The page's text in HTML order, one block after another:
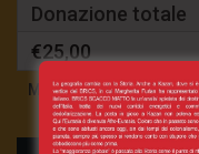
Donazione totale
€25,00
Mensilmente